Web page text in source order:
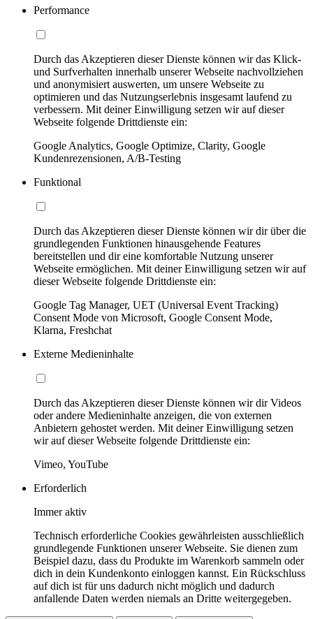
Performance
Durch das Akzeptieren dieser Dienste können wir das Klick-
und Surfverhalten innerhalb unserer Webseite nachvollziehen
und anonymisiert auswerten, um unsere Webseite zu
optimieren und das Nutzungserlebnis insgesamt laufend zu
verbessern. Mit deiner Einwilligung setzen wir auf dieser
Webseite folgende Drittdienste ein:
Google Analytics, Google Optimize, Clarity, Google
Kundenrezensionen, A/B-Testing
Funktional
Durch das Akzeptieren dieser Dienste können wir dir über die
grundlegenden Funktionen hinausgehende Features
bereitstellen und dir eine komfortable Nutzung unserer
Webseite ermöglichen. Mit deiner Einwilligung setzen wir auf
dieser Webseite folgende Drittdienste ein:
Google Tag Manager, UET (Universal Event Tracking)
Consent Mode von Microsoft, Google Consent Mode,
Klarna, Freshchat
Externe Medieninhalte
Durch das Akzeptieren dieser Dienste können wir dir Videos
oder andere Medieninhalte anzeigen, die von externen
Anbietern gehostet werden. Mit deiner Einwilligung setzen
wir auf dieser Webseite folgende Drittdienste ein:
Vimeo, YouTube
Erforderlich
Immer aktiv
Technisch erforderliche Cookies gewährleisten ausschließlich
grundlegende Funktionen unserer Webseite. Sie dienen zum
Beispiel dazu, dass du Produkte im Warenkorb sammeln oder
dich in dein Kundenkonto einloggen kannst. Ein Rückschluss
auf dich ist für uns dadurch nicht möglich und dadurch
anfallende Daten werden niemals an Dritte weitergegeben.